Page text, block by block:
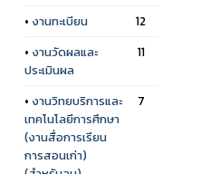
• งานทะเบียน
12
• งานวัดผลและ
ประเมินผล
11
• งานวิทยบริการและ
เทคโนโลยีการศึกษา
(งานสื่อการเรียน
การสอนเก่า)
7